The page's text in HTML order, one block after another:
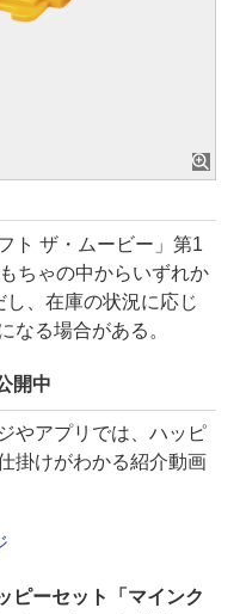
ト ザ・ムービー」第1
ちゃの中からいずれか
、在庫の状況に応じ
なる場合がある。
開中
やアプリでは、ハッピ
掛けがわかる紹介動画
ピーセット「マインク